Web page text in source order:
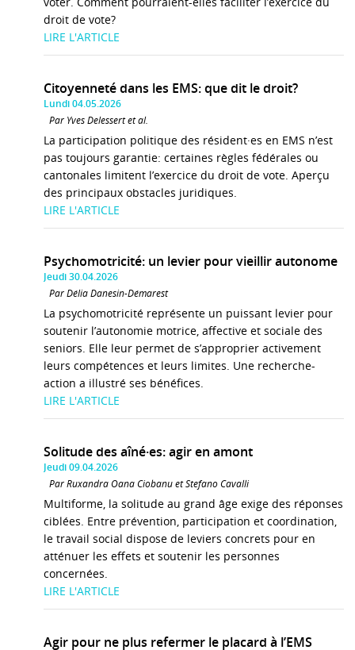
droit de vote?
LIRE L'ARTICLE
Citoyenneté dans les EMS: que dit le droit?
Lundi 04.05.2026
Par Yves Delessert et al.
La participation politique des résident·es en EMS n’est
pas toujours garantie: certaines règles fédérales ou
cantonales limitent l’exercice du droit de vote. Aperçu
des principaux obstacles juridiques.
LIRE L'ARTICLE
Psychomotricité: un levier pour vieillir autonome
Jeudi 30.04.2026
Par Délia Danesin-Démarest
La psychomotricité représente un puissant levier pour
soutenir l’autonomie motrice, affective et sociale des
seniors. Elle leur permet de s’approprier activement
leurs compétences et leurs limites. Une recherche-
action a illustré ses bénéfices.
LIRE L'ARTICLE
Solitude des aîné·es: agir en amont
Jeudi 09.04.2026
Par Ruxandra Oana Ciobanu et Stefano Cavalli
Multiforme, la solitude au grand âge exige des réponses
ciblées. Entre prévention, participation et coordination,
le travail social dispose de leviers concrets pour en
atténuer les effets et soutenir les personnes
concernées.
LIRE L'ARTICLE
Agir pour ne plus refermer le placard à l’EMS